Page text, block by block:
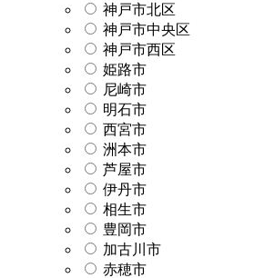
神戸市北区
神戸市中央区
神戸市西区
姫路市
尼崎市
明石市
西宮市
洲本市
芦屋市
伊丹市
相生市
豊岡市
加古川市
赤穂市